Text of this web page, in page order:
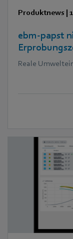
Produktnews |
ebm‑papst
Reale